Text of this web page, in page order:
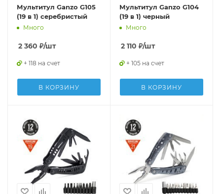
Мультитул Ganzo G105
(19 в 1) серебристый
Много
2 360 ₽/шт
+ 118 на счет
В КОРЗИНУ
Мультитул Ganzo G104
(19 в 1) черный
Много
2 110 ₽/шт
+ 105 на счет
В КОРЗИНУ